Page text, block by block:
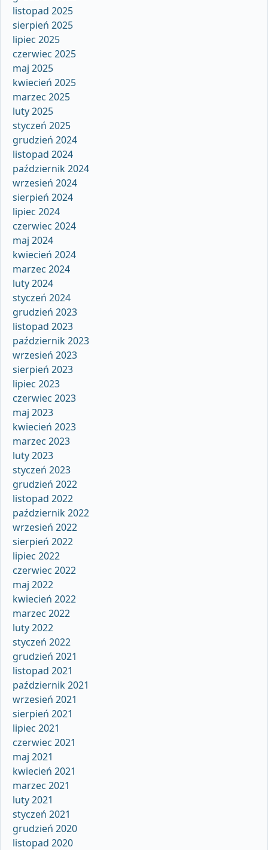
listopad 2025
sierpień 2025
lipiec 2025
czerwiec 2025
maj 2025
kwiecień 2025
marzec 2025
luty 2025
styczeń 2025
grudzień 2024
listopad 2024
październik 2024
wrzesień 2024
sierpień 2024
lipiec 2024
czerwiec 2024
maj 2024
kwiecień 2024
marzec 2024
luty 2024
styczeń 2024
grudzień 2023
listopad 2023
październik 2023
wrzesień 2023
sierpień 2023
lipiec 2023
czerwiec 2023
maj 2023
kwiecień 2023
marzec 2023
luty 2023
styczeń 2023
grudzień 2022
listopad 2022
październik 2022
wrzesień 2022
sierpień 2022
lipiec 2022
czerwiec 2022
maj 2022
kwiecień 2022
marzec 2022
luty 2022
styczeń 2022
grudzień 2021
listopad 2021
październik 2021
wrzesień 2021
sierpień 2021
lipiec 2021
czerwiec 2021
maj 2021
kwiecień 2021
marzec 2021
luty 2021
styczeń 2021
grudzień 2020
listopad 2020